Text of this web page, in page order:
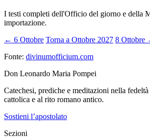
I testi completi dell'Officio del giorno e della
importazione.
← 6 Ottobre Torna a Ottobre 2027 8 Ottobre
Fonte: divinumofficium.com
Don Leonardo Maria Pompei
Catechesi, prediche e meditazioni nella
cattolica e al rito romano antico.
Sostieni l’apostolato
Sezioni